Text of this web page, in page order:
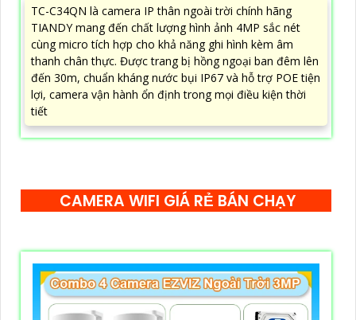
TC-C34QN là camera IP thân ngoài trời chính hãng
TIANDY mang đến chất lượng hình ảnh 4MP sắc nét
cùng micro tích hợp cho khả năng ghi hình kèm âm
thanh chân thực. Được trang bị hồng ngoại ban đêm lên
đến 30m, chuẩn kháng nước bụi IP67 và hỗ trợ POE tiện
lợi, camera vận hành ổn định trong mọi điều kiện thời
tiết
CAMERA WIFI GIÁ RẺ BÁN CHẠY